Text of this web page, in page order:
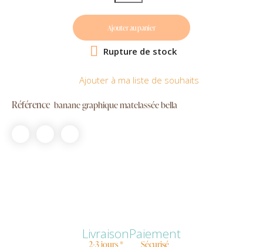
Ajouter au panier
 Rupture de stock
Ajouter à ma liste de souhaits
Référence banane graphique matelassée bella
Livraison
2-3 jours *
Paiement
Sécurisé